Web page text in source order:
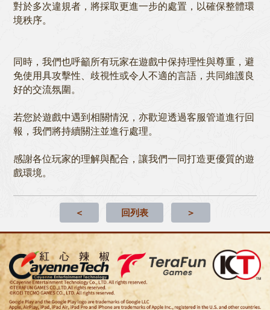
對於多次違規者，將採取更進一步的處置，以確保整體環
境秩序。
同時，我們也呼籲所有玩家在遊戲中保持理性與尊重，避
免使用具攻擊性、歧視性或令人不適的言語，共同維護良
好的交流氛圍。
若您於遊戲中遇到相關情況，亦歡迎透過客服管道進行回
報，我們將持續關注並進行處理。
感謝各位玩家的理解與配合，讓我們一同打造更優質的遊
戲環境。
＜ 回列表 ＞